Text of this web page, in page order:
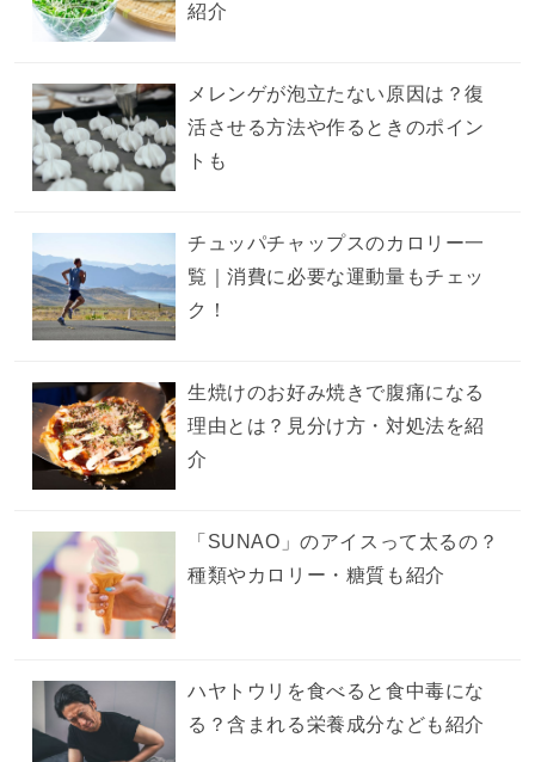
紹介
メレンゲが泡立たない原因は？復
活させる方法や作るときのポイン
トも
チュッパチャップスのカロリー一
覧｜消費に必要な運動量もチェッ
ク！
生焼けのお好み焼きで腹痛になる
理由とは？見分け方・対処法を紹
介
「SUNAO」のアイスって太るの？
種類やカロリー・糖質も紹介
ハヤトウリを食べると食中毒にな
る？含まれる栄養成分なども紹介